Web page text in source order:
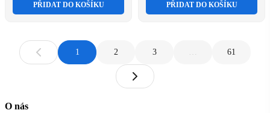
PŘIDAT DO KOŠÍKU PŘIDAT DO KOŠÍKU
1 2 3 … 61
O nás